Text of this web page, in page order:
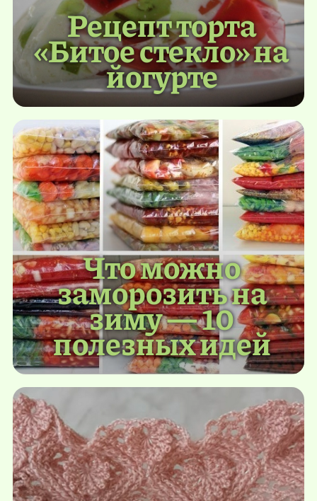
Рецепт торта
«Битое стекло» на
йогурте
Что можно
заморозить на
зиму — 10
полезных идей